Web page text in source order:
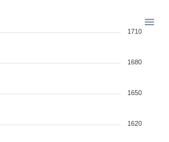
1710
1680
1650
1620